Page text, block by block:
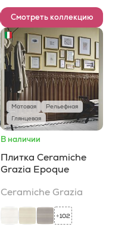
Смотреть коллекцию
Матовая
Рельефная
Глянцевая
В наличии
Плитка Ceramiche
Grazia Epoque
Ceramiche Grazia
+102